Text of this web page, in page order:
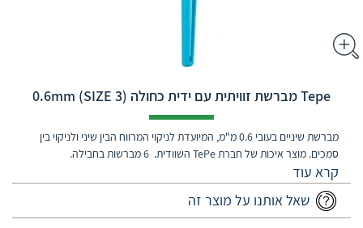
‎Tepe מברשת זוויתית עם ידית כחולה 0.6mm (SIZE 3)
מברשת שיניים בעובי 0.6 מ"מ, המיועדת לניקוי המרווח הבין שיני ולניקוי בין
סמכים. מוצר איכות של חברת TePe השוודית. 6 מברשות בחבילה.
שאל אותנו על מוצר זה